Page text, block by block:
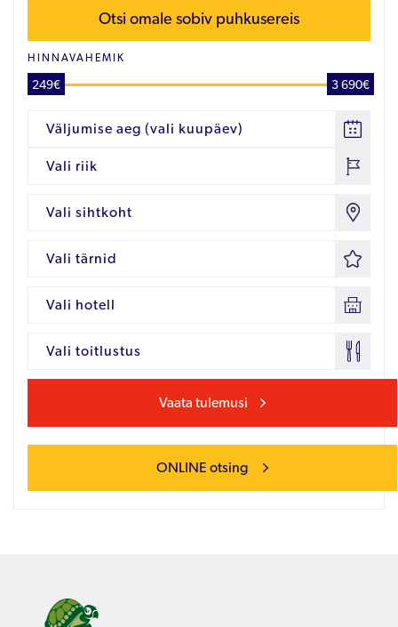
Otsi omale sobiv puhkusereis
HINNAVAHEMIK
249€ 3 690€
Väljumise aeg (vali kuupäev)
Vali riik
Vali sihtkoht
Vali tärnid
Vali hotell
Vali toitlustus
Vaata tulemusi
ONLINE otsing